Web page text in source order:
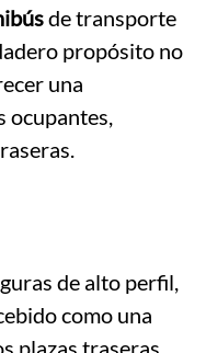
de transporte
propósito no
una
ocupantes,
de alto perfil,
como una